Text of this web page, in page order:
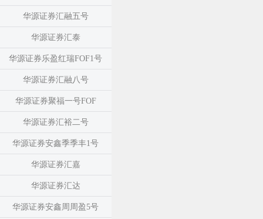
华源证券汇融五号
华源证券汇泰
华源证券乐盈红瑞FOF1号
华源证券汇融八号
华源证券聚福一号FOF
华源证券汇裕二号
华源证券安鑫季季丰1号
华源证券汇嘉
华源证券汇达
华源证券安鑫周周盈5号